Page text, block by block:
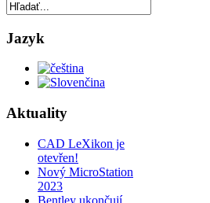
Jazyk
Aktuality
CAD LeXikon je
otevřen!
Nový MicroStation
2023
Bentley ukončují